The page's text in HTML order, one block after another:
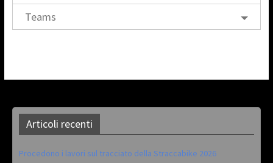
Teams
Articoli recenti
Procedono i lavori sul tracciato della Straccabike 2026